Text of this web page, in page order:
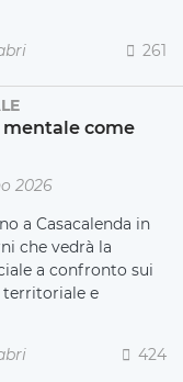
261
mentale come
2026
a Casacalenda in
che vedrà la
a confronto sui
e
424